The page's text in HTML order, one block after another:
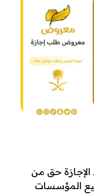
الإجازة حق من
المؤسسات